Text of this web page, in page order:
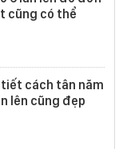
cũng có thể
cách tân năm
lên cũng đẹp